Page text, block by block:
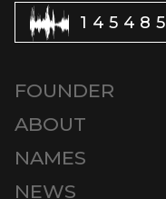
145485
FOUNDER
ABOUT
NAMES
NEWS